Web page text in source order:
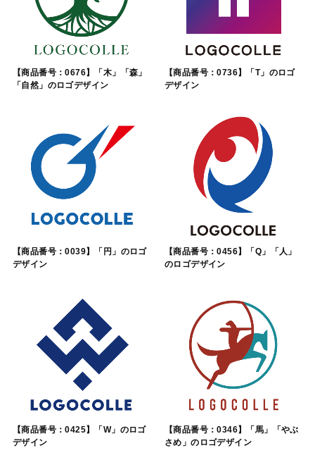
【商品番号：0676】「木」「森」
「自然」のロゴデザイン
【商品番号：0736】「T」のロゴ
デザイン
【商品番号：0039】「円」のロゴ
デザイン
【商品番号：0456】「Q」「人」
のロゴデザイン
【商品番号：0425】「W」のロゴ
デザイン
【商品番号：0346】「馬」「やぶ
さめ」のロゴデザイン